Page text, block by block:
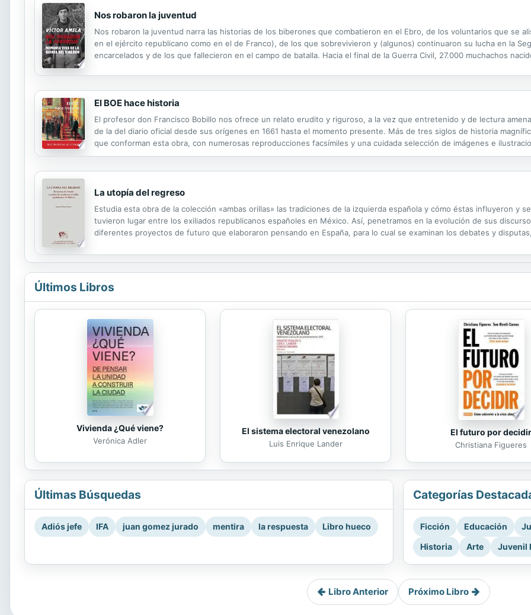
Nos robaron la juventud
Nos robaron la juventud narra las historias de los biberones que combatieron en el Ebro, de los voluntarios que se
en el ejército republicano como en el de Franco), de los que sobrevivieron y (algunos) continuaron su lucha en la
encarcelados y de los que fallecieron en el campo de batalla. Hacia el final de la Guerra Civil, 27.000 muchachos
El BOE hace historia
El profesor don Francisco Bobillo nos ofrece un relato erudito y riguroso, a la vez que entretenido y de lectura
de la del diario oficial desde sus orígenes en 1661 hasta el momento presente. Más de tres siglos de historia
que conforman esta obra, con numerosas reproducciones facsímiles y una cuidada selección de imágenes e
unos anexos con información sobre impresores, precios, formatos e índice onomástico.
La utopía del regreso
Estudia esta obra de la colección «ambas orillas» las tradiciones de la izquierda española y cómo éstas influyeron y
tuvieron lugar entre los exiliados republicanos españoles en México. Así, penetramos en la evolución de sus
diferentes proyectos de futuro que elaboraron pensando en España, para lo cual se examinan los debates y
Últimos Libros
Vivienda ¿Qué viene?
Verónica Adler
El sistema electoral venezolano
Luis Enrique Lander
El futuro por decidir
Christiana Figueres
Últimas Búsquedas
Adiós jefe IFA juan gomez jurado mentira la respuesta Libro hueco
Categorías
Ficción Educación
Historia
Arte Juvenil
Libro Anterior Próximo Libro